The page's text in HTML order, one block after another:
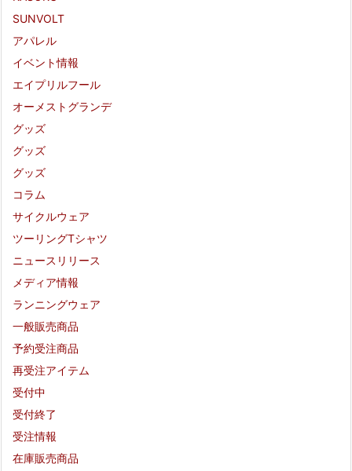
SUNVOLT
アパレル
イベント情報
エイプリルフール
オーメストグランデ
グッズ
グッズ
グッズ
コラム
サイクルウェア
ツーリングTシャツ
ニュースリリース
メディア情報
ランニングウェア
一般販売商品
予約受注商品
再受注アイテム
受付中
受付終了
受注情報
在庫販売商品